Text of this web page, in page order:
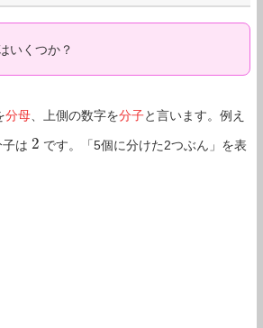
いくつか？
分母 、上側の数字を分子と言います。例え
子は 2
2 です。「5個に分けた2つぶん」を表